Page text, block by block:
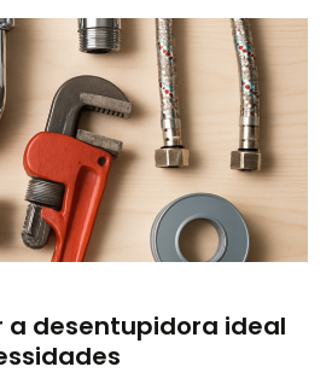
a desentupidora ideal